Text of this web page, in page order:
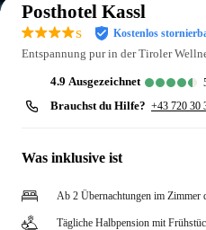
Posthotel Kassl
s Kostenlos
Entspannung pur in der Tiroler
4.9 ausgezeichnet
Brauchst du Hilfe? +43 720 30
Was inklusive ist
Ab 2 Übernachtungen im Zimmer
Tägliche Halbpension mit